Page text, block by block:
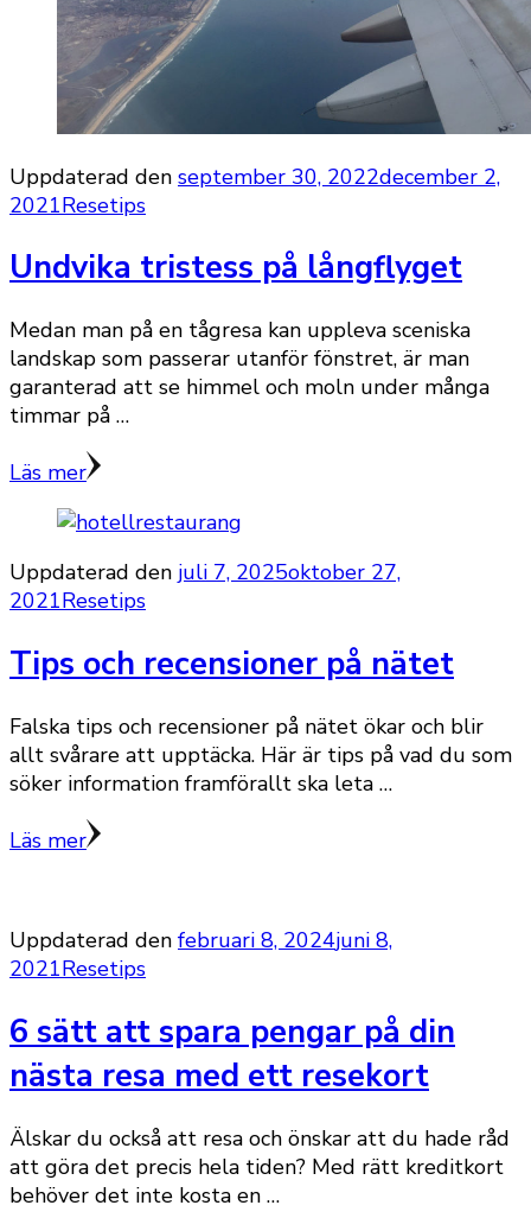
Uppdaterad den september 30, 2022december 2,
2021Resetips
Undvika tristess på långflyget
Medan man på en tågresa kan uppleva sceniska
landskap som passerar utanför fönstret, är man
garanterad att se himmel och moln under många
timmar på …
Läs mer
Uppdaterad den juli 7, 2025oktober 27,
2021Resetips
Tips och recensioner på nätet
Falska tips och recensioner på nätet ökar och blir
allt svårare att upptäcka. Här är tips på vad du som
söker information framförallt ska leta …
Läs mer
Uppdaterad den februari 8, 2024juni 8,
2021Resetips
6 sätt att spara pengar på din
nästa resa med ett resekort
Älskar du också att resa och önskar att du hade råd
att göra det precis hela tiden? Med rätt kreditkort
behöver det inte kosta en …